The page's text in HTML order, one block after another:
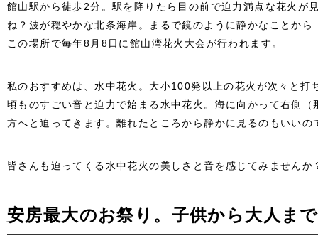
館山駅から徒歩2分。駅を降りたら目の前で迫力満点な花火が
ね？波が穏やかな北条海岸。まるで鏡のように静かなことか
この場所で毎年8月8日に館山湾花火大会が行われます。
私のおすすめは、水中花火。大小100発以上の花火が次々と打
頃ものすごい音と迫力で始まる水中花火。海に向かって右側
方へと迫ってきます。離れたところから静かに見るのもいい
皆さんも迫ってくる水中花火の美しさと音を感じてみませんか
安房最大のお祭り。子供から大人ま